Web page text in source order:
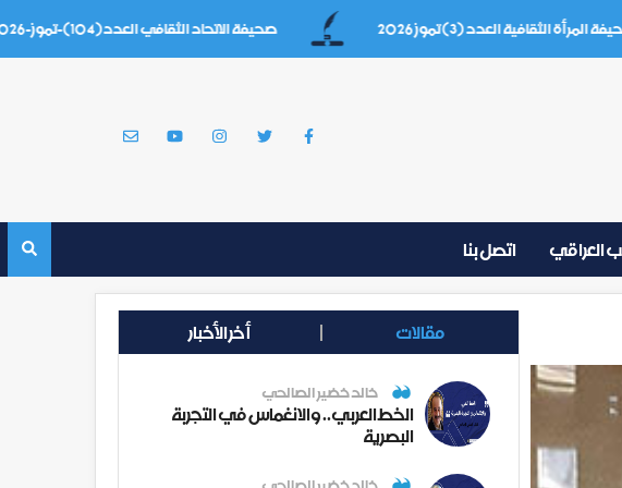
الثقافية العدد (3) تموز 2026 صحيفة الاتحاد الثقافي العدد(104)-تموز-2026
العراقي اتصل بنا
مقالات أخر الأخبار
خالد خضير الصالحي
الخط العربي.. والانغماس في التجربة
البصرية